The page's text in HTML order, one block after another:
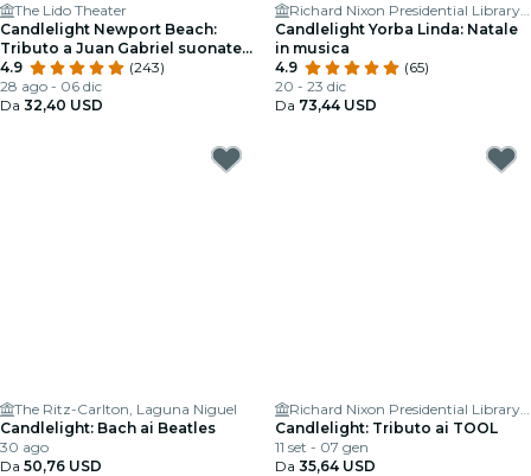
The Lido Theater
Candlelight Newport Beach:
Tributo a Juan Gabriel suonate
con gli archi
4.9
(243)
28 ago - 06 dic
Da 32,40 USD
Richard Nixon Presidential Library & Museum
Candlelight Yorba Linda: Natale
in musica
4.9
(65)
20 - 23 dic
Da 73,44 USD
The Ritz-Carlton, Laguna Niguel
Candlelight: Bach ai Beatles
30 ago
Da 50,76 USD
Richard Nixon Presidential Library & Museum
Candlelight: Tributo ai TOOL
11 set - 07 gen
Da 35,64 USD